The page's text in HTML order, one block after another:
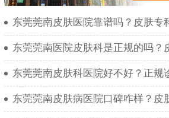
东莞莞南皮肤医院靠谱吗？皮肤专
东莞莞南医院皮肤科是正规的吗？
东莞莞南皮肤科医院好不好？正规
东莞莞南皮肤病医院口碑咋样？皮